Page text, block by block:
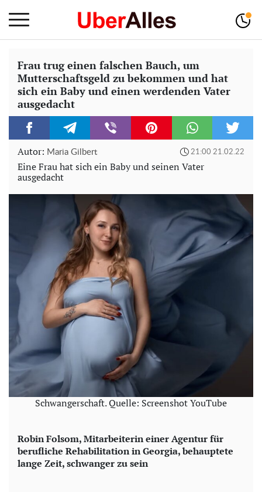
Frau trug einen falschen Bauch, um
Mutterschaftsgeld zu bekommen und hat
sich ein Baby und einen werdenden Vater
ausgedacht
Autor: Maria Gilbert 21:00 21.02.22
Eine Frau hat sich ein Baby und seinen Vater
ausgedacht
Schwangerschaft. Quelle: Screenshot YouTube
Robin Folsom, Mitarbeiterin einer Agentur für
berufliche Rehabilitation in Georgia, behauptete
lange Zeit, schwanger zu sein